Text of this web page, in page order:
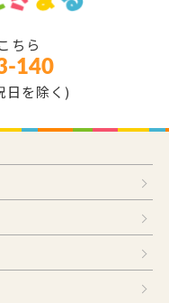
ちら
140
日を除く)